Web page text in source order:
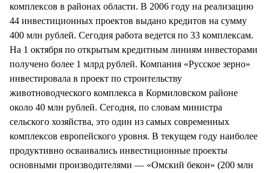
комплексов в районах области. В 2006 году на реализацию
44 инвестиционных проектов выдано кредитов на сумму
400 млн рублей. Сегодня работа ведется по 33 комплексам.
На 1 октября по открытым кредитным линиям инвесторами
получено более 1 млрд рублей. Компания «Русское зерно»
инвестировала в проект по строительству
животноводческого комплекса в Кормиловском районе
около 40 млн рублей. Сегодня, по словам министра
сельского хозяйства, это один из самых современных
комплексов европейского уровня. В текущем году наиболее
продуктивно осваивались инвестиционные проекты
основными производителями — «Омский бекон» (200 млн